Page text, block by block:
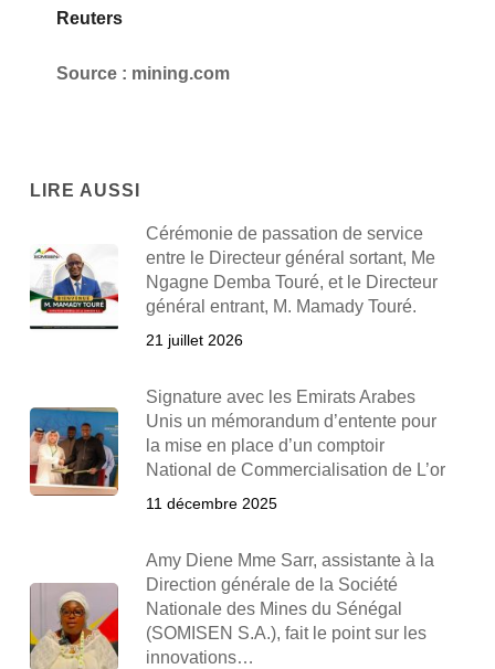
Reuters
Source : mining.com
LIRE AUSSI
Cérémonie de passation de service
entre le Directeur général sortant, Me
Ngagne Demba Touré, et le Directeur
général entrant, M. Mamady Touré.
21 juillet 2026
Signature avec les Emirats Arabes
Unis un mémorandum d’entente pour
la mise en place d’un comptoir
National de Commercialisation de L’or
11 décembre 2025
Amy Diene Mme Sarr, assistante à la
Direction générale de la Société
Nationale des Mines du Sénégal
(SOMISEN S.A.), fait le point sur les
innovations…